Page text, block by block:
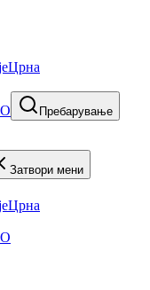
Црна
Пребарување
Затвори мени
Црна